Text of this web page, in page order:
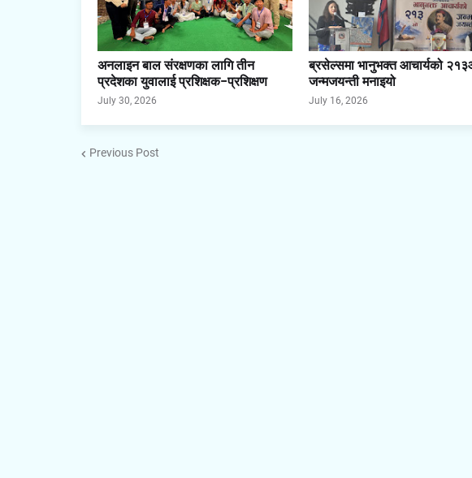
अनलाइन बाल संरक्षणका लागि तीन
प्रदेशका युवालाई प्रशिक्षक–प्रशिक्षण
July 30, 2026
ब्रसेल्समा भानुभक्त आचार्यको
जन्मजयन्ती मनाइयो
July 16, 2026
Previous Post